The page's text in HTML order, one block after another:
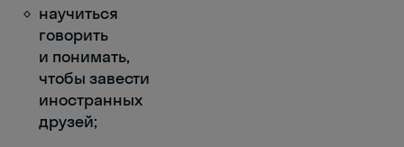
научиться
говорить
и понимать,
чтобы завести
иностранных
друзей;